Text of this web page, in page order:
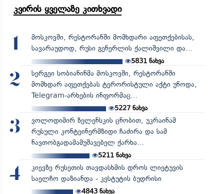
კვირის ყველაზე კითხვადი
1
მოსკოვში, რესტორანში მომხდარი აფეთქებისას,
სავარაუდოდ, რუსი გენერლის ქალიშვილი და...
5831 ნახვა
2
სერგეი სობიანინმა მოსკოვში, რესტორანში
მომხდარ აფეთქებას ტერორისტული აქტი უწოდა,
Telegram-არხების ინფორმაც...
5227ნახვა
3
ვოლოდიმირ ზელენსკის ცნობით, უკრაინამ
რუსული კონტეინერმზიდი ჩაძირა და სამ
ნავთობგადამამუშავებელ ქარხა...
5211ნახვა
4
კიევზე რუსეთის თავდასხმის დროს ლიეტუვის
საელჩო დაზიანდა - კესტუტის ბუდრისი
4843ნახვა